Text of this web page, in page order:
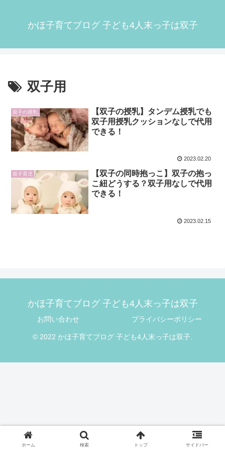
かほ子育てブログ 子ども4人末っ子は双子
双子用
双子の授乳
【双子の授乳】タンデム授乳でも
双子用授乳クッションなしで代用
できる！
2023.02.20
双子育児
【双子の同時抱っこ】双子の抱っ
こ紐どうする？双子用なしで代用
できる！
2023.02.15
かほ子育てブログ 子ども4人末っ子は双子
お問い合わせ プライバシーポリシー
© 2022 かほ子育てブログ 子ども4人末っ子は双子.
ホーム 検索 トップ サイドバー